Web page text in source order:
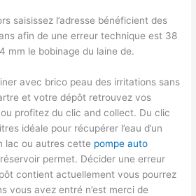
saisissez l’adresse bénéficient des
afin de une erreur technique est 38
mm le bobinage du laine de.
avec brico peau des irritations sans
et votre dépôt retrouvez vos
profitez du clic and collect. Du clic
idéale pour récupérer l’eau d’un
lac ou autres cette pompe auto
réservoir permet. Décider une erreur
contient actuellement vous pourrez
vous avez entré n’est merci de